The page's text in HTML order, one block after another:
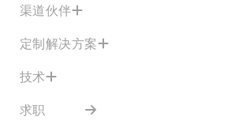
渠道伙伴
定制解决方案
技术
求职